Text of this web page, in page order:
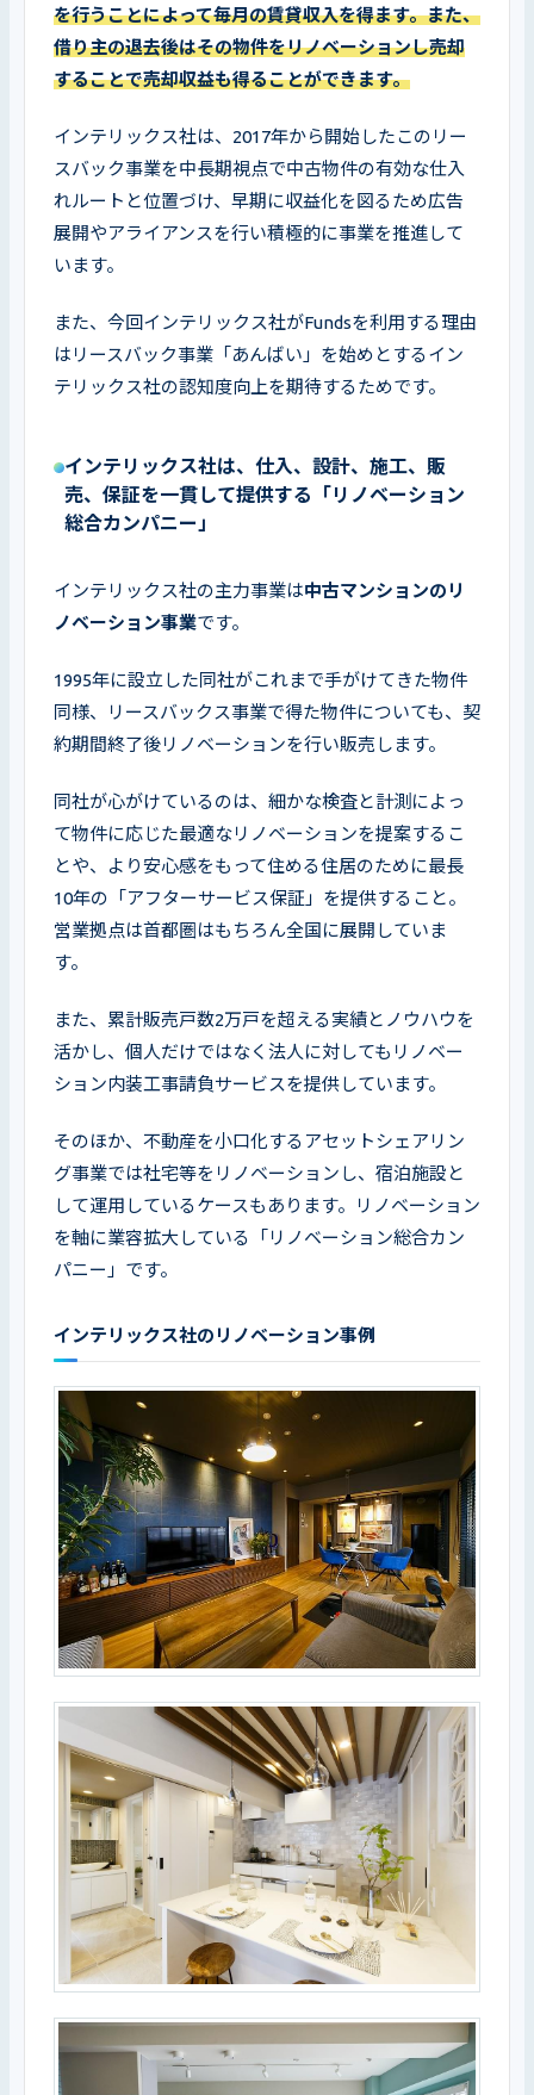
を行うことによって毎月の賃貸収入を得ます。また、
借り主の退去後はその物件をリノベーションし売却
することで売却収益も得ることができます。
インテリックス社は、2017年から開始したこのリー
スバック事業を中長期視点で中古物件の有効な仕入
れルートと位置づけ、早期に収益化を図るため広告
展開やアライアンスを行い積極的に事業を推進して
います。
また、今回インテリックス社がFundsを利用する理由
はリースバック事業「あんばい」を始めとするイン
テリックス社の認知度向上を期待するためです。
インテリックス社は、仕入、設計、施工、販
売、保証を一貫して提供する「リノベーション
総合カンパニー」
インテリックス社の主力事業は中古マンションのリ
ノベーション事業です。
1995年に設立した同社がこれまで手がけてきた物件
同様、リースバックス事業で得た物件についても、契
約期間終了後リノベーションを行い販売します。
同社が心がけているのは、細かな検査と計測によっ
て物件に応じた最適なリノベーションを提案するこ
とや、より安心感をもって住める住居のために最長
10年の「アフターサービス保証」を提供すること。
営業拠点は首都圏はもちろん全国に展開していま
す。
また、累計販売戸数2万戸を超える実績とノウハウを
活かし、個人だけではなく法人に対してもリノベー
ション内装工事請負サービスを提供しています。
そのほか、不動産を小口化するアセットシェアリン
グ事業では社宅等をリノベーションし、宿泊施設と
して運用しているケースもあります。リノベーション
を軸に業容拡大している「リノベーション総合カン
パニー」です。
インテリックス社のリノベーション事例